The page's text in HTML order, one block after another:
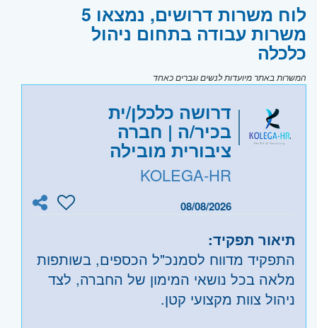
לוח משרות דרושים, נמצאו 5
משרות עבודה בתחום ניהול
כלכלה
המשרות באתר מיועדות לנשים וגברים כאחד
דרושה כלכלן/ית
בכיר/ה | חברה
ציבורית מובילה
KOLEGA-HR
08/08/2026
תיאור תפקיד:
התפקיד מדווח לסמנכ"ל הכספים, בשותפות
מלאה בכל נושאי המימון של החברה, לצד
ניהול צוות מקצועי קטן.